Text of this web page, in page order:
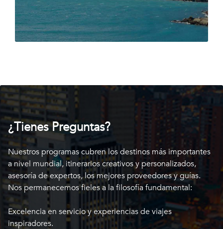
¿Tienes Preguntas?
Nuestros programas cubren los destinos más importantes
a nivel mundial, itinerarios creativos y personalizados,
asesoría de expertos, los mejores proveedores y guías.
Nos permanecemos fieles a la filosofía fundamental:
Excelencia en servicio y experiencias de viajes
inspiradores.